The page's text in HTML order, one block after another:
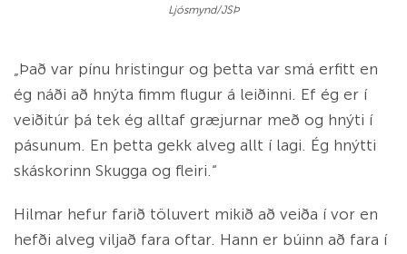
Ljós­mynd/​JSÞ
„Það var pínu hrist­ing­ur og þetta var smá erfitt en
ég náði að hnýta fimm flug­ur á leiðinni. Ef ég er í
veiðitúr þá tek ég alltaf græj­urn­ar með og hnýti í
pás­un­um. En þetta gekk al­veg allt í lagi. Ég hnýtti
ská­skor­inn Skugga og fleiri.“
Hilm­ar hef­ur farið tölu­vert mikið að veiða í vor en
hefði al­veg viljað fara oft­ar. Hann er bú­inn að fara í